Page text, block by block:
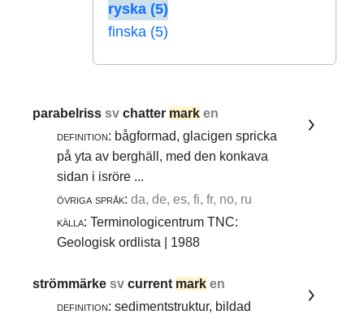
ryska (5)
finska (5)
parabelrisssvchatter mark en
definition: bågformad, glacigen spricka
på yta av berghäll, med den konkava
sidan i isröre ...
övriga språk: da, de, es, fi, fr, no, ru
källa: Terminologicentrum TNC:
Geologisk ordlista | 1988
strömmärkesvcurrent mark en
definition: sedimentstruktur, bildad